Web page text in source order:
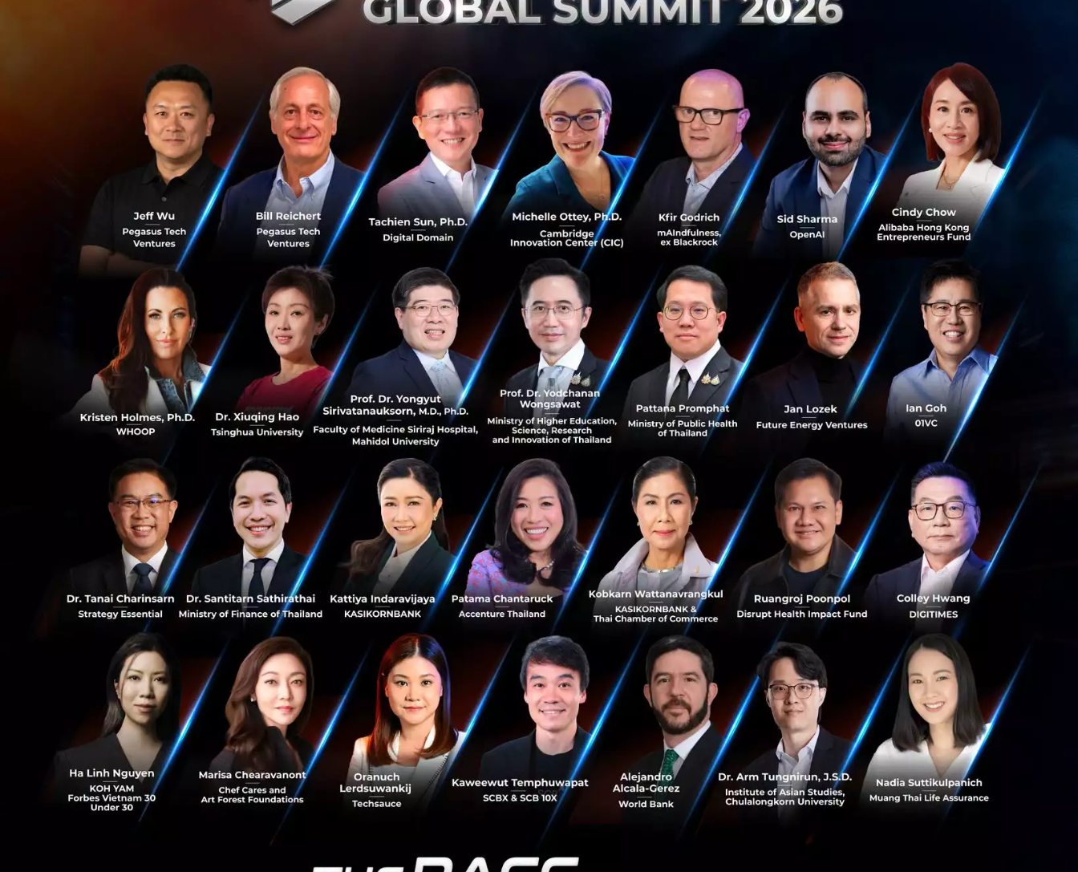
เด็กอายุ 6 เดือน ถึงน้อยกว่า 6 ปี กับองค์การอาหารและยาของ
สหรัฐอเมริกาและองค์การยาแห่งสหภาพยุโรป...
PR News moderna วัคซีนโควิด-19 วัคซีนโควิด-19 ในเด็ก
องค์การยาแห่งสหภาพยุโรป
เจาะลึก วัคซีน Moderna วิธีการทำงาน ประสิทธิภาพ
และการฉีดเป็น Booster Dose
หลังจากรอมาเนิ่นนาน ประเทศไทยก็กำลังจะมีวัคซีนชนิด
mRNA ฉีดแล้ว แต่หลายคนยังมีข้อสงสัยว่า จริง ๆ แล้ว mRNA นี้
ทำงานอย่างไร แล้วมีประสิทธิภาพมากแค่ไหน รวมทั้งถ้าจะรับ
เป็น Booster Do...
กรกฎาคม 19, 2021
Techsauce Team
20
Tech & Biz mRNA Moderna Vaccine COVID-19 Vaccine
ใครฉีดวัคซีน Moderna ได้บ้าง ถ้ารับวัคซีนอื่นมาแล้ว
ควรฉีดช่วงไหน คำแนะนำจากโรงพยาบาลบำรุงราษฎร์
ฉีดวัคซีน Moderna มีการรับรองให้ฉีดกับผู้ที่มีอายุตั้งแต่ 18 ปี
ขึ้นไป ส่วนผู้ที่มีโรคประจำตัวหรือรับประทานยา และมีความ
กังวลควรปรึกษาแพทย์...
กรกฎาคม 9, 2021
Techsauce Team
103
News Moderna Vaccine บำรุงราษฎร์ วัคซีนทางเลือก
รวมข้อมูลรายชื่อโรงพยาบาล เปิด จองฉีดวัคซีน
Moderna
หลายโรงพยาบาลเอกชนเริ่มได้มีการเปิดให้จองวัคซีน mRNA
อย่าง Moderna เป็นที่เรียบร้อยแล้ว โดยในบทความนี้
Techauce ได้รวบรวมข้อมูล ของโรงพยาบาลต่าง ๆ ที่ได้เปิดให้
จองวัคซีนทางเลือกตัว...
กรกฎาคม 2, 2021| By
Techsauce Team
58
News Vaccine Moderna จองวัคซีน วัคซีนทางเลือก
ธนบุรี เฮลท์แคร์ กรุ๊ป จับมือ KBTG เปิดตัว
แพลตฟอร์มดิจิทัลลงทะเบียนฉีดวัคซีนทางเลือก
ธนบุรี เฮลท์แคร์ กรุ๊ป ร่วมมือกับ KBTG เปิดตัวแพลตฟอร์ม